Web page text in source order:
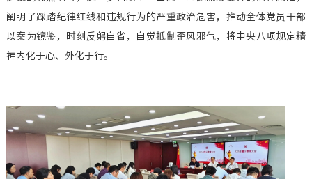
阐明了踩踏纪律红线和违规行为的严重政治危害，推动全体党员干部
以案为镜鉴，时刻反躬自省，自觉抵制歪风邪气，将中央八项规定精
神内化于心、外化于行。